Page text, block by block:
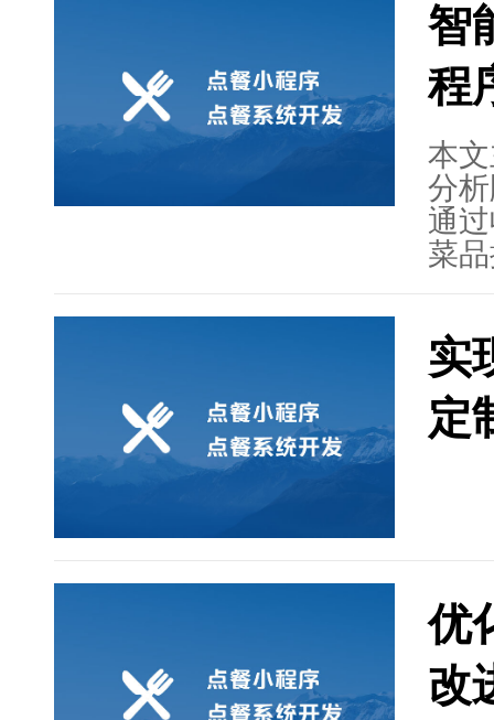
线
驱
移
提
在
中
智
程
本
分
通
菜
提
技
为
实
定
优
改